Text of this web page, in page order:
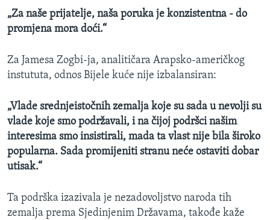
„Za naše prijatelje, naša poruka je konzistentna - do
promjena mora doći.“
Za Jamesa Zogbi-ja, analitičara Arapsko-američkog
instututa, odnos Bijele kuće nije izbalansiran:
„Vlade srednjeistočnih zemalja koje su sada u nevolji su
vlade koje smo podržavali, i na čijoj podršci našim
interesima smo insistirali, mada ta vlast nije bila široko
popularna. Sada promijeniti stranu neće ostaviti dobar
utisak.“
Ta podrška izazivala je nezadovoljstvo naroda tih
zemalja prema Sjedinjenim Državama, takođe kaže